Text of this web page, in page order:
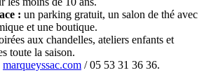
: un parking gratuit, un salon de thé avec
et une boutique.
aux chandelles, ateliers enfants et
toute la saison.
marqueyssac.com / 05 53 31 36 36.